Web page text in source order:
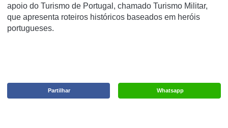
apoio do Turismo de Portugal, chamado Turismo Militar,
que apresenta roteiros históricos baseados em heróis
portugueses.
Whatsapp
Partilhar